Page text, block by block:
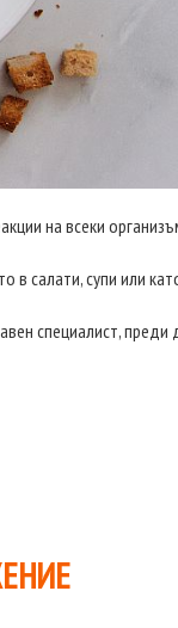
на всеки
в салати, супи или
специалист, преди